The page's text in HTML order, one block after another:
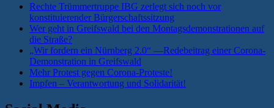
Rechte Trümmertruppe IBG zerlegt sich noch vor
konstituierender Bürgerschaftssitzung
Wer geht in Greifswald bei den Montagsdemonstrationen auf
die Straße?
„Wir fordern ein Nürnberg 2.0“ —Redebeitrag einer Corona-
Demonstration in Greifswald
Mehr Protest gegen Corona-Proteste!
Impfen – Verantwortung und Solidarität!